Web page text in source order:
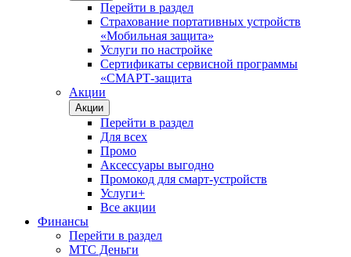
Перейти в раздел
Страхование портативных устройств
«Мобильная защита»
Услуги по настройке
Сертификаты сервисной программы
«СМАРТ-защита
Акции
Акции
Перейти в раздел
Для всех
Промо
Аксессуары выгодно
Промокод для смарт-устройств
Услуги+
Все акции
Финансы
Перейти в раздел
МТС Деньги